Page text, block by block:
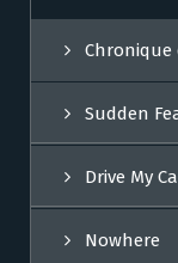
Chronique
Sudden
Drive My
Nowhere